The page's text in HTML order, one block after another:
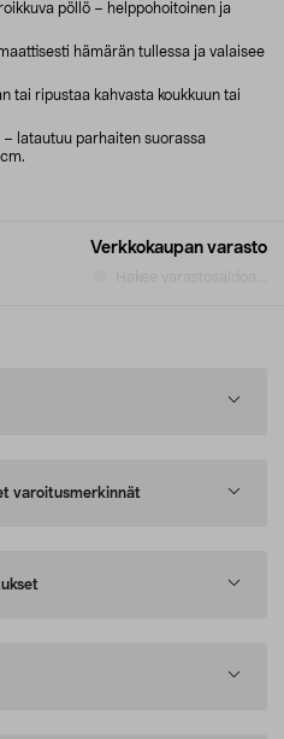
Verkkokaupan varasto
pöllö – helppohoitoinen ja
hämärän tullessa ja valaisee
tai ripustaa kahvasta koukkuun tai
latautuu parhaiten suorassa
varoitusmerkinnät